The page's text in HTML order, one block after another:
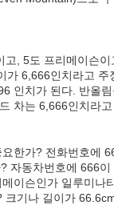
, 5도 프리메이슨
가 6,666인치라고
인치가 된다. 반올
차는 6,666인치라
한가? 전화번호에
자동차번호에 666
이슨인가 일루미나
기나 길이가